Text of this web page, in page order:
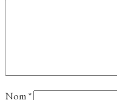
Nom*